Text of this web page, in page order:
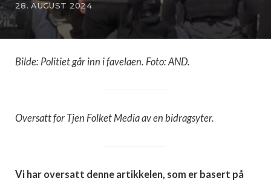
28. AUGUST 2024
Bilde: Politiet går inn i favelaen. Foto: AND.
Oversatt for Tjen Folket Media av en bidragsyter.
Vi har oversatt denne artikkelen, som er basert på